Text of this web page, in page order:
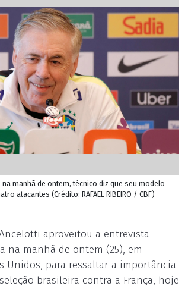
manhã de ontem, técnico diz que seu modelo
atacantes (Crédito: RAFAEL RIBEIRO / CBF)
aproveitou a entrevista
na manhã de ontem (25), em
Unidos, para ressaltar a importância
brasileira contra a França, hoje